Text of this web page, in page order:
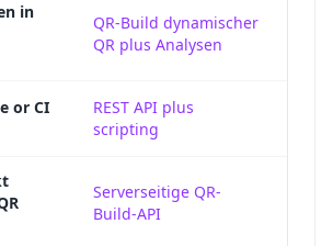
in
QR-Build dynamischer
QR plus Analysen
or CI
REST API plus
scripting
Serverseitige QR-
Build-API